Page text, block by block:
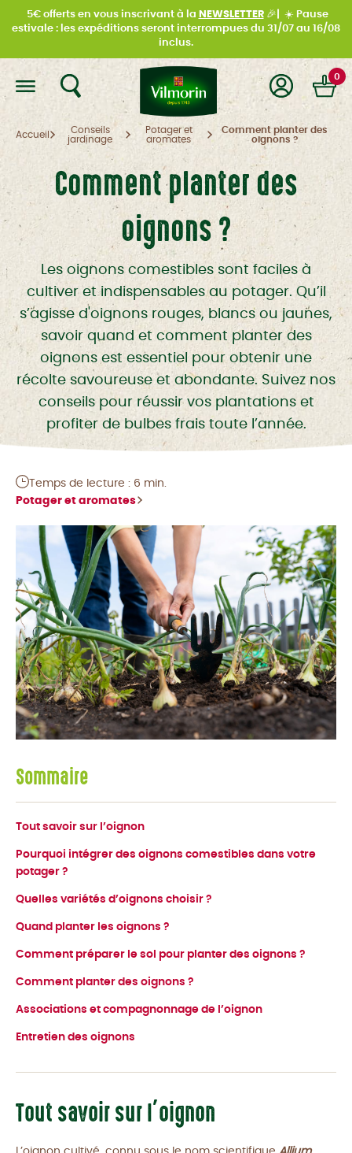
5€ offerts en vous inscrivant à la NEWSLETTER🎉| ☀️ Pause
estivale : les expéditions seront interrompues du 31/07 au 16/08
inclus.
0
Accueil
Conseils
jardinage
Potager et
aromates
Comment planter des
oignons ?
Comment planter des
oignons ?
Les oignons comestibles sont faciles à
cultiver et indispensables au potager. Qu’il
s’agisse d'oignons rouges, blancs ou jaunes,
savoir quand et comment planter des
oignons est essentiel pour obtenir une
récolte savoureuse et abondante. Suivez nos
conseils pour réussir vos plantations et
profiter de bulbes frais toute l’année.
Temps de lecture : 6 min.
Potager et aromates
Sommaire
Tout savoir sur l’oignon
Pourquoi intégrer des oignons comestibles dans votre
potager ?
Quelles variétés d’oignons choisir ?
Quand planter les oignons ?
Comment préparer le sol pour planter des oignons ?
Comment planter des oignons ?
Associations et compagnonnage de l’oignon
Entretien des oignons
Tout savoir sur l’oignon